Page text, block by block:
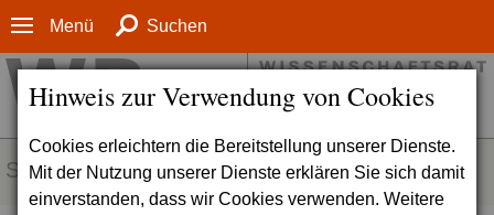
Hinweis zur Verwendung von Cookies
Cookies erleichtern die Bereitstellung unserer Dienste.
Mit der Nutzung unserer Dienste erklären Sie sich damit
einverstanden, dass wir Cookies verwenden. Weitere
Menü Suchen
SERVICE